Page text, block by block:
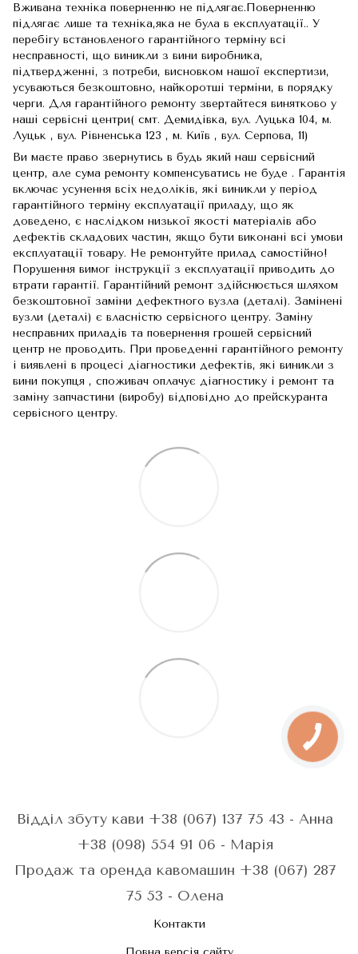
Вживана техніка поверненню не підлягає.Поверненню
підлягає лише та техніка,яка не була в експлуатації.. У
перебігу встановленого гарантійного терміну всі
несправності, що виникли з вини виробника,
підтвердженні, з потреби, висновком нашої експертизи,
усуваються безкоштовно, найкоротші терміни, в порядку
черги. Для гарантійного ремонту звертайтеся винятково у
наші сервісні центри( смт. Демидівка, вул. Луцька 104, м.
Луцьк , вул. Рівненська 123 , м. Київ , вул. Серпова, 11)
Ви маєте право звернутись в будь який наш сервісний
центр, але сума ремонту компенсуватись не буде . Гарантія
включає усунення всіх недоліків, які виникли у період
гарантійного терміну експлуатації приладу, що як
доведено, є наслідком низької якості матеріалів або
дефектів складових частин, якщо бути виконані всі умови
експлуатації товару. Не ремонтуйте прилад самостійно!
Порушення вимог інструкції з експлуатації приводить до
втрати гарантії. Гарантійний ремонт здійснюється шляхом
безкоштовної заміни дефектного вузла (деталі). Замінені
вузли (деталі) є власністю сервісного центру. Заміну
несправних приладів та повернення грошей сервісний
центр не проводить. При проведенні гарантійного ремонту
і виявлені в процесі діагностики дефектів, які виникли з
вини покупця , споживач оплачує діагностику і ремонт та
заміну запчастини (виробу) відповідно до прейскуранта
сервісного центру.
Відділ збуту кави +38 (067) 137 75 43 - Анна
+38 (098) 554 91 06 - Марія
Продаж та оренда кавомашин +38 (067) 287
75 53 - Олена
Контакти